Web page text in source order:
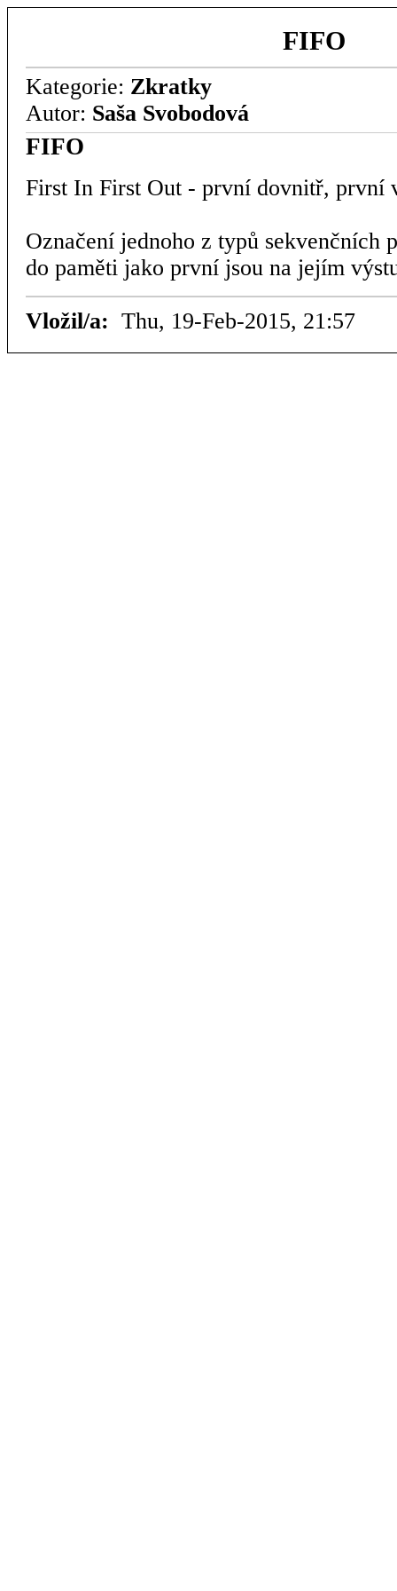
FIFO
Kategorie: Zkratky
Autor: Saša Svobodová
FIFO
First In First Out - první dovnitř, první
Označení jednoho z typů sekvenčních
do paměti jako první jsou na jejím
Vložil/a: Thu, 19-Feb-2015, 21:57